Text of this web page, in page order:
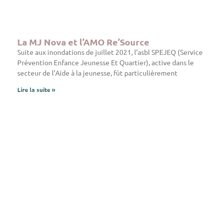
La MJ Nova et l’AMO Re’Source
Suite aux inondations de juillet 2021, l’asbl SPEJEQ (Service
Prévention Enfance Jeunesse Et Quartier), active dans le
secteur de l’Aide à la jeunesse, fût particulièrement
Lire la suite »